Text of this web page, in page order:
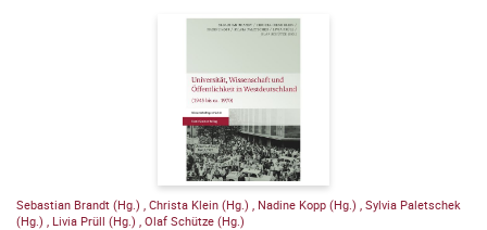
Sebastian Brandt (Hg.) Christa Klein (Hg.) Nadine Kopp (Hg.) Sylvia Paletschek
(Hg.)
Livia Prüll (Hg.) Olaf Schütze (Hg.)